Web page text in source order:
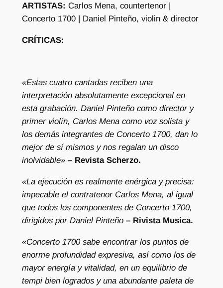
T
E
R
S
a
c
r
e
d
C
n
t
a
a
s
f
o
ARTISTAS: Carlos Mena, countertenor |
Concerto 1700 | Daniel Pinteño, violin & director
CRÍTICAS:
«Estas cuatro cantadas reciben una
interpretación absolutamente excepcional en
esta grabación. Daniel Pinteño como director y
primer violín, Carlos Mena como voz solista y
los demás integrantes de Concerto 1700, dan lo
mejor de sí mismos y nos regalan un disco
inolvidable» – Revista Scherzo.
«La ejecución es realmente enérgica y precisa:
impecable el contratenor Carlos Mena, al igual
que todos los componentes de Concerto 1700,
dirigidos por Daniel Pinteño – Rivista Musica.
«Concerto 1700 sabe encontrar los puntos de
enorme profundidad expresiva, así como los de
mayor energía y vitalidad, en un equilibrio de
tempi bien logrados y una abundante paleta de